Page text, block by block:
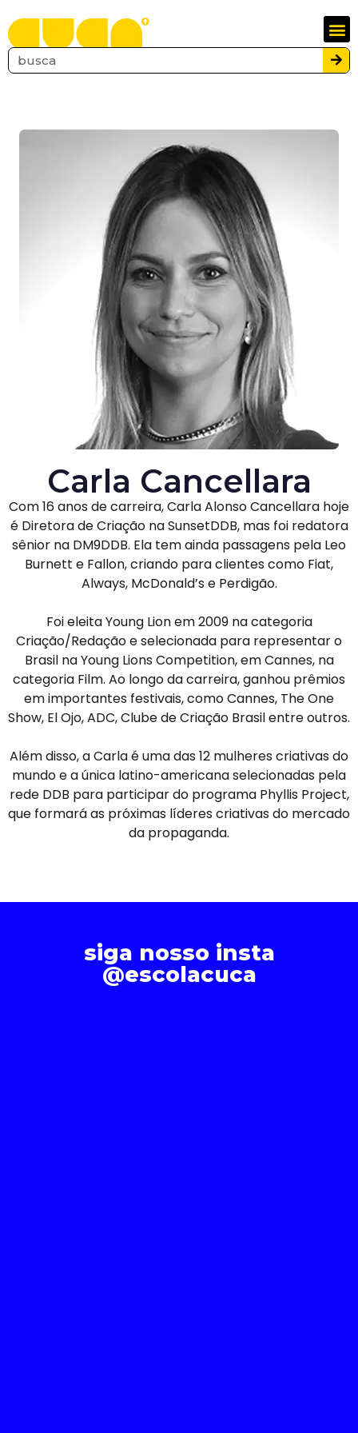
Carla Cancellara
Com 16 anos de carreira, Carla Alonso Cancellara hoje
é Diretora de Criação na SunsetDDB, mas foi redatora
sênior na DM9DDB. Ela tem ainda passagens pela Leo
Burnett e Fallon, criando para clientes como Fiat,
Always, McDonald’s e Perdigão.
Foi eleita Young Lion em 2009 na categoria
Criação/Redação e selecionada para representar o
Brasil na Young Lions Competition, em Cannes, na
categoria Film. Ao longo da carreira, ganhou prêmios
em importantes festivais, como Cannes, The One
Show, El Ojo, ADC, Clube de Criação Brasil entre outros.
Além disso, a Carla é uma das 12 mulheres criativas do
mundo e a única latino-americana selecionadas pela
rede DDB para participar do programa Phyllis Project,
que formará as próximas líderes criativas do mercado
da propaganda.
siga nosso insta
@escolacuca